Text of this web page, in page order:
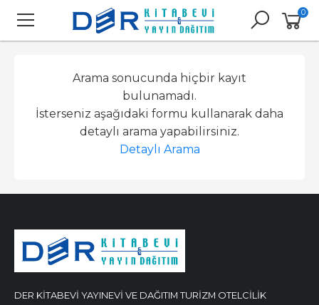
0
Arama sonucunda hiçbir kayıt
bulunamadı.
İsterseniz aşağıdaki formu kullanarak daha
detaylı arama yapabilirsiniz.
Detaylı Arama
DER KİTABEVİ YAYINEVİ VE DAĞITIM TURİZM OTELCİLİK